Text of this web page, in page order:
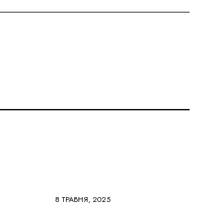
8 ТРАВНЯ, 2025